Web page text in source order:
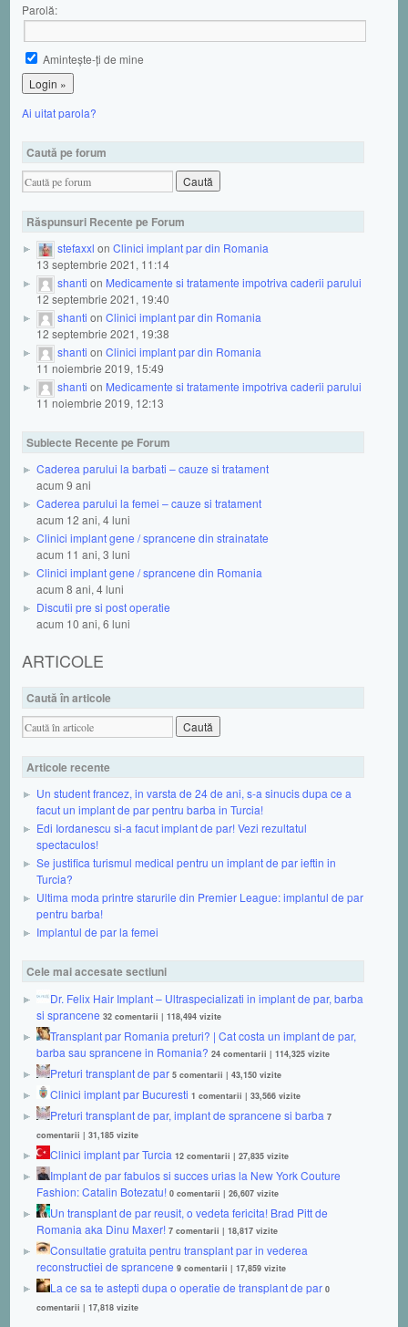
Parolă:
Aminteşte-ţi de mine
Ai uitat parola?
Caută pe forum
Răspunsuri Recente pe Forum
stefaxxl on Clinici implant par din Romania
13 septembrie 2021, 11:14
shanti on Medicamente si tratamente impotriva caderii parului
12 septembrie 2021, 19:40
shanti on Clinici implant par din Romania
12 septembrie 2021, 19:38
shanti on Clinici implant par din Romania
11 noiembrie 2019, 15:49
shanti on Medicamente si tratamente impotriva caderii parului
11 noiembrie 2019, 12:13
Subiecte Recente pe Forum
Caderea parului la barbati – cauze si tratament
acum 9 ani
Caderea parului la femei – cauze si tratament
acum 12 ani, 4 luni
Clinici implant gene / sprancene din strainatate
acum 11 ani, 3 luni
Clinici implant gene / sprancene din Romania
acum 8 ani, 4 luni
Discutii pre si post operatie
acum 10 ani, 6 luni
ARTICOLE
Caută în articole
Articole recente
Un student francez, in varsta de 24 de ani, s-a sinucis dupa ce a
facut un implant de par pentru barba in Turcia!
Edi Iordanescu si-a facut implant de par! Vezi rezultatul
spectaculos!
Se justifica turismul medical pentru un implant de par ieftin in
Turcia?
Ultima moda printre starurile din Premier League: implantul de par
pentru barba!
Implantul de par la femei
Cele mai accesate sectiuni
Dr. Felix Hair Implant – Ultraspecializati in implant de par, barba
si sprancene 32 comentarii | 118,494 vizite
Transplant par Romania preturi? | Cat costa un implant de par,
barba sau sprancene in Romania? 24 comentarii | 114,325 vizite
Preturi transplant de par 5 comentarii | 43,150 vizite
Clinici implant par Bucuresti 1 comentarii | 33,566 vizite
Preturi transplant de par, implant de sprancene si barba 7
comentarii | 31,185 vizite
Clinici implant par Turcia 12 comentarii | 27,835 vizite
Implant de par fabulos si succes urias la New York Couture
Fashion: Catalin Botezatu! 0 comentarii | 26,607 vizite
Un transplant de par reusit, o vedeta fericita! Brad Pitt de
Romania aka Dinu Maxer! 7 comentarii | 18,817 vizite
Consultatie gratuita pentru transplant par in vederea
reconstructiei de sprancene 9 comentarii | 17,859 vizite
La ce sa te astepti dupa o operatie de transplant de par 0
comentarii | 17,818 vizite